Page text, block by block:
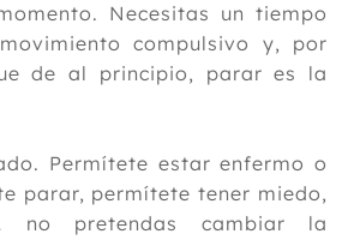
Necesitas un tiempo
compulsivo y, por
de al principio, parar es la
Permítete estar enfermo o
parar, permítete tener miedo,
no pretendas cambiar la